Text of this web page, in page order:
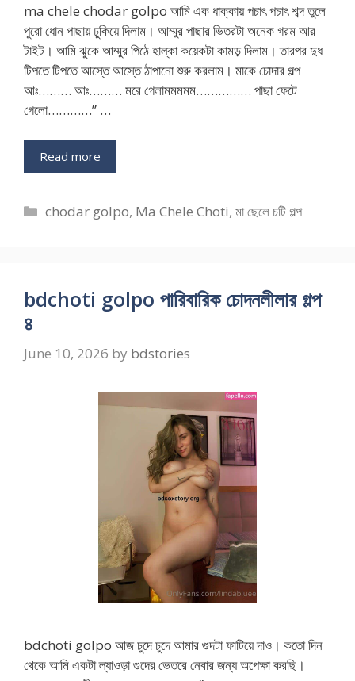
ma chele chodar golpo আমি এক ধাক্কায় পচাৎ পচাৎ শব্দ তুলে
পুরো ধোন পাছায় ঢুকিয়ে দিলাম। আম্মুর পাছার ভিতরটা অনেক গরম আর
টাইট। আমি ঝুকে আম্মুর পিঠে হাল্কা কয়েকটা কামড় দিলাম। তারপর দুধ
টিপতে টিপতে আস্তে আস্তে ঠাপানো শুরু করলাম। মাকে চোদার গল্প
আঃ……… আঃ……… মরে গেলামমমমম…………… পাছা ফেটে
গেলো…………” …
Read more
Categories
chodar golpo, Ma Chele Choti,মা ছেলে চটি গল্প
bdchoti golpo পারিবারিক চোদনলীলার গল্প
৪
June 10, 2026 by bdstories
bdchoti golpo আজ চুদে চুদে আমার গুদটা ফাটিয়ে দাও। কতো দিন
থেকে আমি একটা ল্যাওড়া গুদের ভেতরে নেবার জন্য অপেক্ষা করছি।